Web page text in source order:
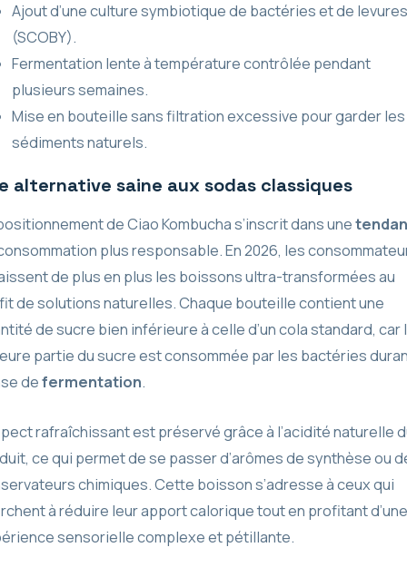
Ajout d’une culture symbiotique de bactéries et de levures
(SCOBY).
Fermentation lente à température contrôlée pendant
plusieurs semaines.
Mise en bouteille sans filtration excessive pour garder les
sédiments naturels.
alternative saine aux sodas classiques
de Ciao Kombucha s’inscrit dans une
plus responsable. En 2026, les
de plus en plus les boissons ultra-transformées au
de solutions naturelles. Chaque bouteille contient une
de sucre bien inférieure à celle d’un cola standard, car
partie du sucre est consommée par les bactéries
defermentation.
rafraîchissant est préservé grâce à l’acidité naturelle
ce qui permet de se passer d’arômes de synthèse ou
chimiques. Cette boisson s’adresse à ceux qui
à réduire leur apport calorique tout en profitant d’une
sensorielle complexe et pétillante.